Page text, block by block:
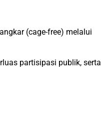
(cage-free) melalui
partisipasi publik, serta